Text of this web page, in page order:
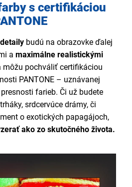
s certifikáciou
budú na obrazovke ďalej
amaximálne realistickými
môžu pochváliť certifikáciou
PANTONE – uznávanej
farieb. Či už budete
srdcervúce drámy, či
o exotických papagájoch,
ako zo skutočného života.